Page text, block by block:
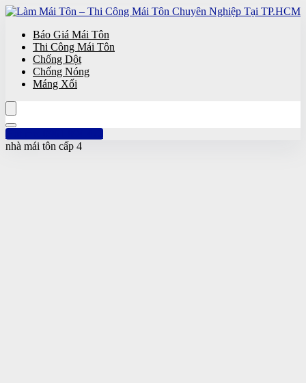
Báo Giá Mái Tôn
Thi Công Mái Tôn
Chống Dột
Chống Nóng
Máng Xối
Hotline: 0961 894 472
nhà mái tôn cấp 4